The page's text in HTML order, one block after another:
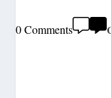
0 Comments